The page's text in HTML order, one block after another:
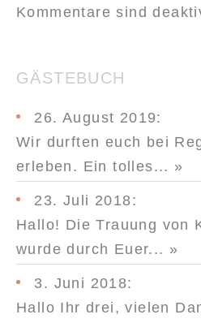
Kommentare sind
GÄSTEBUCH
26. August 2019:
Wir durften euch bei
erleben. Ein tolles... »
23. Juli 2018:
Hallo! Die Trauung von
wurde durch Euer... »
3. Juni 2018:
Hallo Ihr drei, vielen